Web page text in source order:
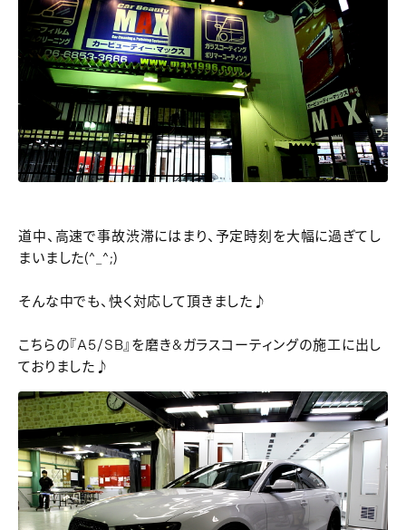
道中、高速で事故渋滞にはまり、予定時刻を大幅に過ぎてし
まいました(^_^;)
そんな中でも、快く対応して頂きました♪
こちらの『A5/SB』を磨き&ガラスコーティングの施工に出し
ておりました♪